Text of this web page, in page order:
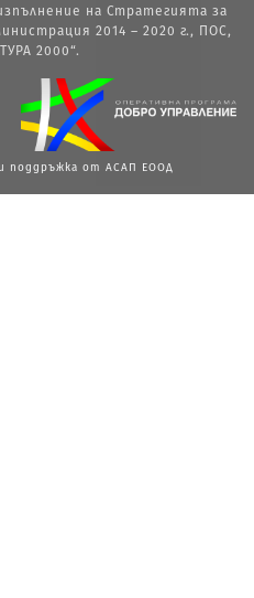
на Стратегията за
2014 – 2020 г., ПОС,
2000“.
поддръжка от АСАП ЕООД